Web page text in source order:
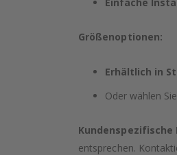
Größenoptionen:
Erhältlich in
Oder wählen
Kundenspezifische
entsprechen.